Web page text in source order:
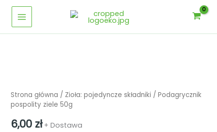
Przejdź
treści
Main
Menu
Strona główna / Zioła: pojedyncze składniki / Podagrycznik
pospolity ziele 50g
6,00 zł + Dostawa
pospolity
ziele
50g
ziele
50g